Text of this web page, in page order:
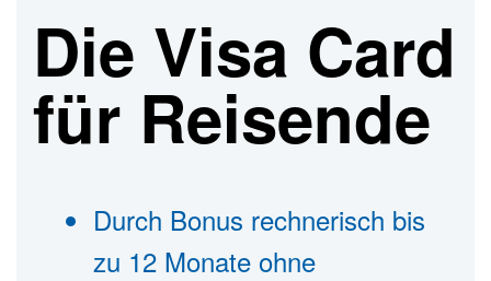
Die Visa Card
für Reisende
Durch Bonus rechnerisch bis
zu 12 Monate ohne